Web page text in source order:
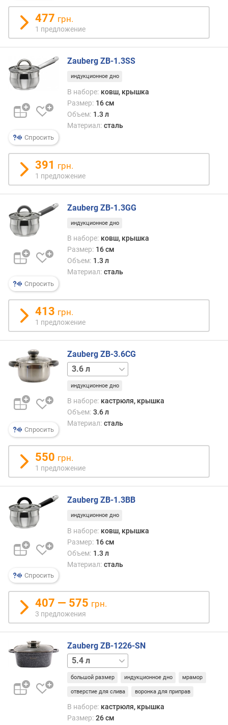
и
.
о
б
ъ
е
(
л
м
а
к
с
.
о
б
ъ
е
м
(
)
г
л
у
б
н
а
(
м
)
т
о
щ
д
н
а
м
м
т
о
л
щ
и
н
а
с
е
н
477 грн.
1 предложение
Спросить
Zauberg ZB-1.3SS
индукционное дно
В наборе: ковш, крышка
Размер: 16 см
Объем: 1.3 л
Материал: сталь
391 грн.
1 предложение
Спросить
Zauberg ZB-1.3GG
индукционное дно
В наборе: ковш, крышка
Размер: 16 см
Объем: 1.3 л
Материал: сталь
413 грн.
1 предложение
Спросить
Zauberg ZB-3.6CG
1.3 л 1.9 л
индукционное дно
В наборе: кастрюля, крышка
Объем: 3.6 л
Материал: сталь
550 грн.
1 предложение
Спросить
Zauberg ZB-1.3BB
индукционное дно
В наборе: ковш, крышка
Размер: 16 см
Объем: 1.3 л
Материал: сталь
407 — 575 грн.
3 предложения
Zauberg ZB-1226-SN
2.7 л 4.4 л
большой размер индукционное дно мрамор
отверстие для слива воронка для приправ
В наборе: кастрюля, крышка
Размер: 26 см